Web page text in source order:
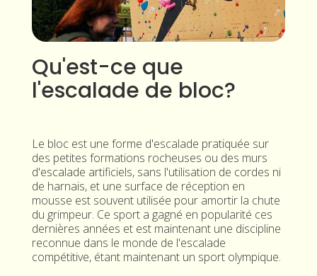
Qu'est-ce que
l'escalade de bloc?
Le bloc est une forme d'escalade pratiquée sur
des petites formations rocheuses ou des murs
d'escalade artificiels, sans l'utilisation de cordes ni
de harnais, et une surface de réception en
mousse est souvent utilisée pour amortir la chute
du grimpeur. Ce sport a gagné en popularité ces
dernières années et est maintenant une discipline
reconnue dans le monde de l'escalade
compétitive, étant maintenant un sport olympique.